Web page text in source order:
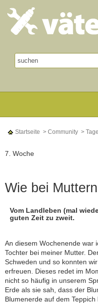
Startseite > Community >
7. Woche
Wie bei Muttern
Vom Landleben (mal
guten Zeit zu zweit.
An diesem Wochenende war
Tochter bei meiner Mutter.
Schweden und so konnten
erfreuen. Dieses redet im
nicht so häufig in unserem
Erde als sie sah, dass der
Blumenerde auf dem Teppich